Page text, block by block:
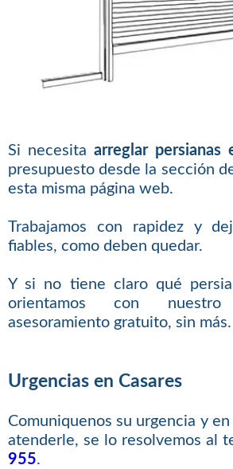
Si necesita arreglar persianas
presupuesto desde la sección
esta misma página web.
Trabajamos con rapidez y
fiables, como deben quedar.
Y si no tiene claro qué
orientamos con
asesoramiento gratuito, sin más.
Urgencias en Casares
Comuniquenos su urgencia y
atenderle, se lo resolvemos al
955.